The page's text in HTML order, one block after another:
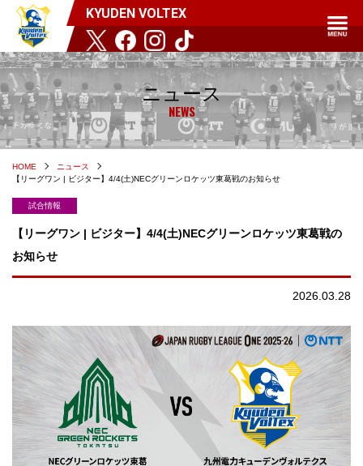
KYUDEN VOLTEX
ニュース
NEWS
HOME
ニュース
【リーグワン | ビジター】4/4(土)NECグリーンロケッツ東葛戦のお知らせ
試合情報
【リーグワン | ビジター】4/4(土)NECグリーンロケッツ東葛戦の
お知らせ
2026.03.28